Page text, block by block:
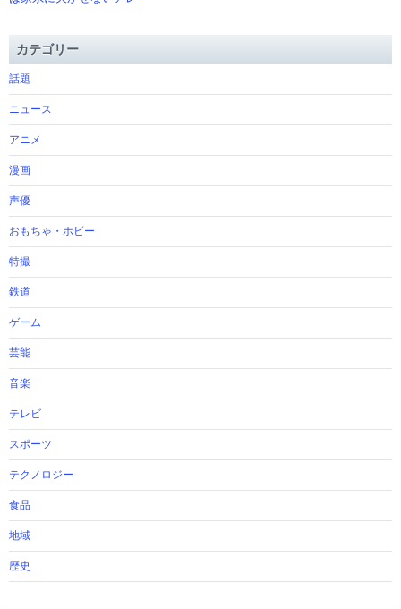
カテゴリー
話題
ニュース
アニメ
漫画
声優
おもちゃ・ホビー
特撮
鉄道
ゲーム
芸能
音楽
テレビ
スポーツ
テクノロジー
食品
地域
歴史